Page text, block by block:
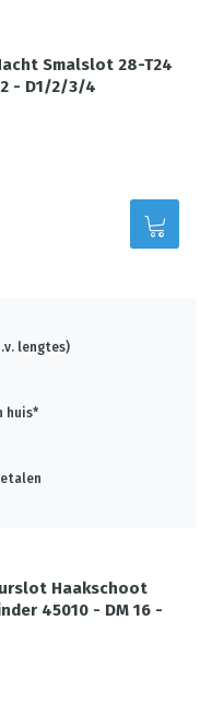
Smalslot 28-T24
- D1/2/3/4
lengtes)
huis*
Haakschoot
45010 - DM 16 -